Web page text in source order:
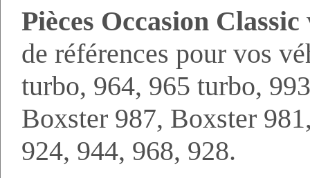
Pièces Occasion Classic
de références pour vos
turbo, 964, 965 turbo,
Boxster 987, Boxster
924, 944, 968, 928.